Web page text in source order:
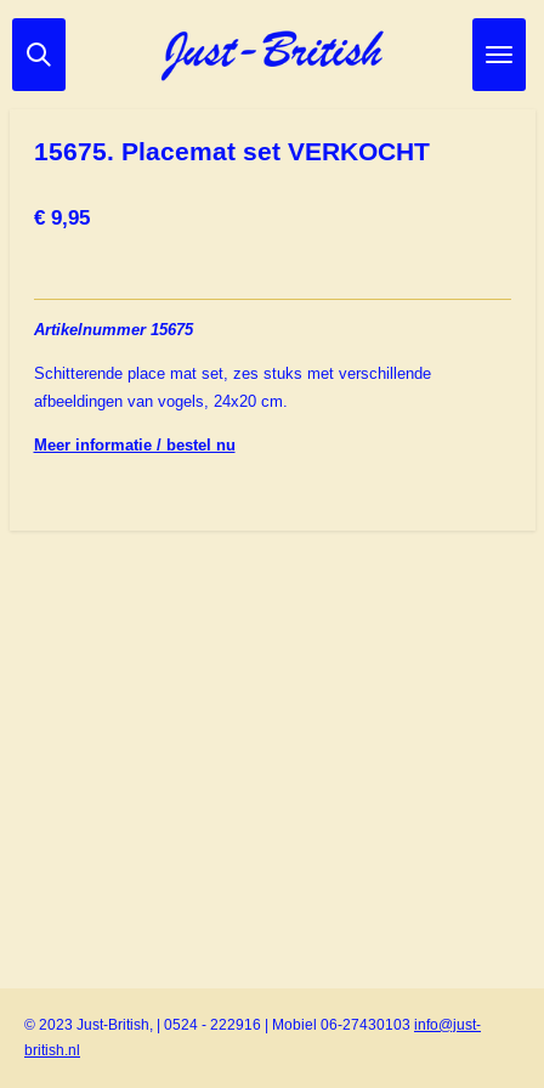
Ga
direct
15675. Placemat set VERKOCHT
€ 9,95
Artikelnummer 15675
Schitterende place mat set, zes stuks met verschillende
afbeeldingen van vogels, 24x20 cm.
Meer informatie / bestel nu
© 2023 Just-British, | 0524 - 222916 | Mobiel 06-27430103 info@just-
british.nl